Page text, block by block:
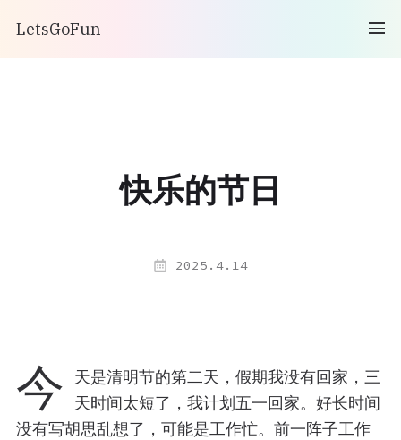
LetsGoFun
快乐的节日
2025.4.14
今
天是清明节的第二天，假期我没有回家，三
天时间太短了，我计划五一回家。好长时间
没有写胡思乱想了，可能是工作忙。前一阵子工作